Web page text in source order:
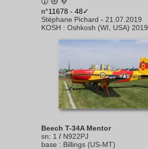
n°11678 - 48✓
Stéphane Pichard - 21.07.2019
KOSH : Oshkosh (WI, USA) 2019
Beech T-34A Mentor
sn: 1 / N922PJ
base : Billings (US-MT)